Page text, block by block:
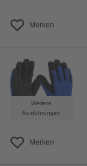
Merken
Weitere
Ausführungen
Merken